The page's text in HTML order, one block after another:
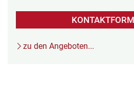
zu den Angeboten...